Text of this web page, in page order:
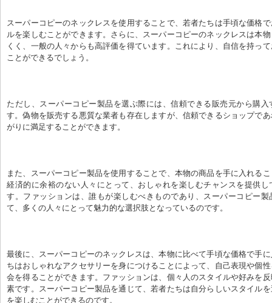
スーパーコピーのネックレスを使用することで、若者たちは手頃な価格
ルを楽しむことができます。さらに、スーパーコピーのネックレスは本
くく、一般の人々からも高評価を得ています。これにより、自信を持っ
ことができるでしょう。
ただし、スーパーコピー製品を選ぶ際には、信頼できる販売元から購入
す。偽物を販売する悪質な業者も存在しますが、信頼できるショップで
がりに満足することができます。
また、スーパーコピー製品を使用することで、本物の商品を手に入れる
経済的に余裕のない人々にとって、おしゃれを楽しむチャンスを提供し
す。ファッションは、誰もが楽しむべきものであり、スーパーコピー製
て、多くの人々にとって魅力的な選択肢となっているのです。
最後に、スーパーコピーのネックレスは、本物に比べて手頃な価格で手
ちはおしゃれなアクセサリーを身につけることによって、自己表現や個
会を得ることができます。ファッションは、個々人のスタイルや好みを
素です。スーパーコピー製品を通じて、若者たちは自分らしいスタイル
を楽しむことができるのです。